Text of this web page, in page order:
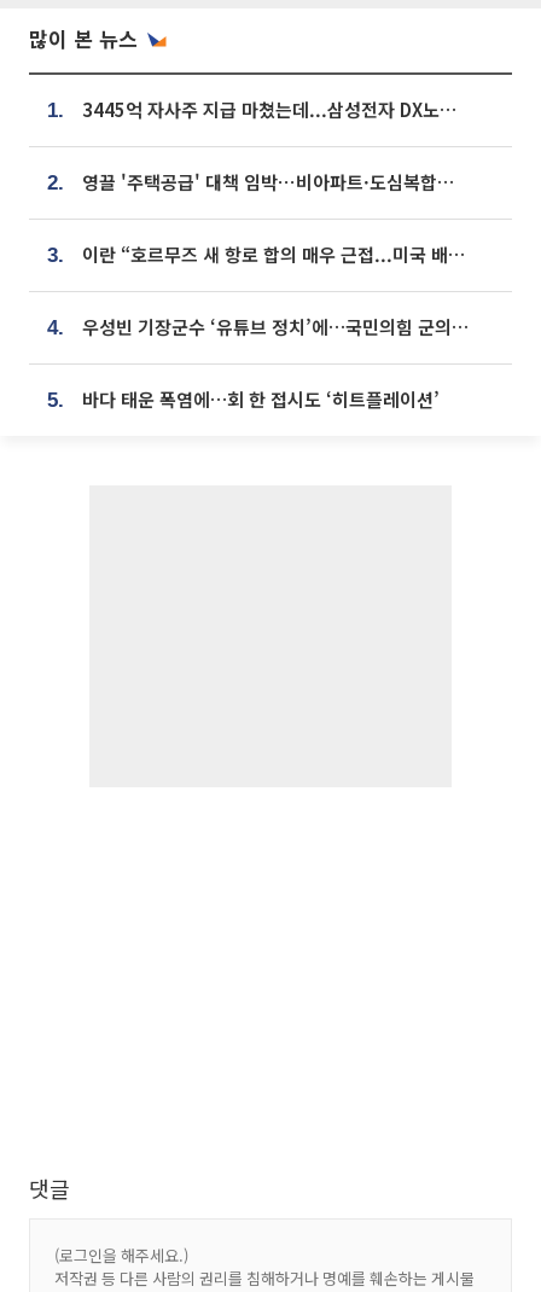
많이 본 뉴스
1. 3445억 자사주 지급 마쳤는데...삼성전자 DX노조, 뒤늦은 '떼쓰기 집회'
2. 영끌 '주택공급' 대책 임박⋯비아파트·도심복합까지 총동원
3. 이란 “호르무즈 새 항로 합의 매우 근접...미국 배상 먼저”
4. 우성빈 기장군수 ‘유튜브 정치’에…국민의힘 군의원들 집단 반발
5. 바다 태운 폭염에…회 한 접시도 ‘히트플레이션’
댓글